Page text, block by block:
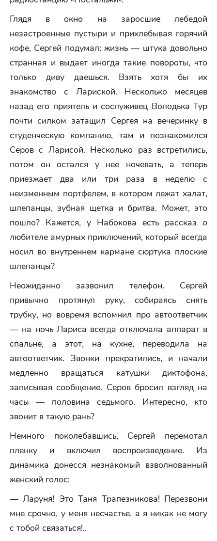
Глядя в окно на заросшие лебедой
незастроенные пустыри и прихлебывая горячий
кофе, Сергей подумал: жизнь — штука довольно
странная и выдает иногда такие повороты, что
только диву даешься. Взять хотя бы их
знакомство с Лариской. Несколько месяцев
назад его приятель и сослуживец Володька Тур
почти силком затащил Сергея на вечеринку в
студенческую компанию, там и познакомился
Серов с Ларисой. Несколько раз встретились,
потом он остался у нее ночевать, а теперь
приезжает два или три раза в неделю с
неизменным портфелем, в котором лежат халат,
шлепанцы, зубная щетка и бритва. Может, это
пошло? Кажется, у Набокова есть рассказ о
любителе амурных приключений, который всегда
носил во внутреннем кармане сюртука плоские
шлепанцы?
Неожиданно зазвонил телефон. Сергей
привычно протянул руку, собираясь снять
трубку, но вовремя вспомнил про автоответчик
— на ночь Лариса всегда отключала аппарат в
спальне, а этот, на кухне, переводила на
автоответчик. Звонки прекратились, и начали
медленно вращаться катушки диктофона,
записывая сообщение. Серов бросил взгляд на
часы — половина седьмого. Интересно, кто
звонит в такую рань?
Немного поколебавшись, Сергей перемотал
пленку и включил воспроизведение. Из
динамика донесся незнакомый взволнованный
женский голос:
— Ларуня! Это Таня Трапезникова! Перезвони
мне срочно, у меня несчастье, а я никак не могу
с тобой связаться!..